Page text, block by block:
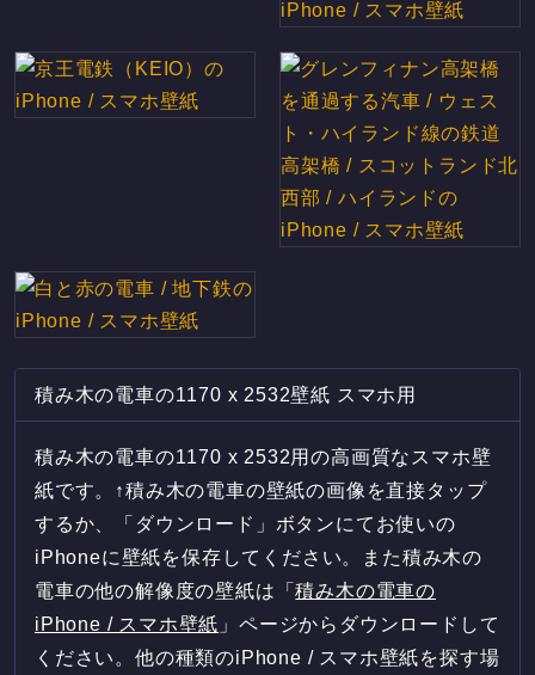
積み木の電車の1170 x 2532壁紙 スマホ用
積み木の電車の1170 x 2532用の高画質なスマホ壁
紙です。↑積み木の電車の壁紙の画像を直接タップ
するか、「ダウンロード」ボタンにてお使いの
iPhoneに壁紙を保存してください。また積み木の
電車の他の解像度の壁紙は「積み木の電車の
iPhone / スマホ壁紙 」ページからダウンロードして
ください。他の種類のiPhone / スマホ壁紙を探す場